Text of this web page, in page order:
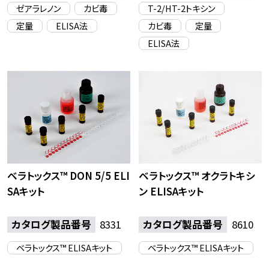
ゼアラレノン
カビ毒
定量
ELISA法
T-2/HT-2トキシン
カビ毒
定量
ELISA法
ベラトックス™ DON 5/5 ELI
SAキット
カタログ製品番号 8331
ベラトックス™ ELISAキット
ベラトックス™ オクラトキシ
ン ELISAキット
カタログ製品番号 8610
ベラトックス™ ELISAキット